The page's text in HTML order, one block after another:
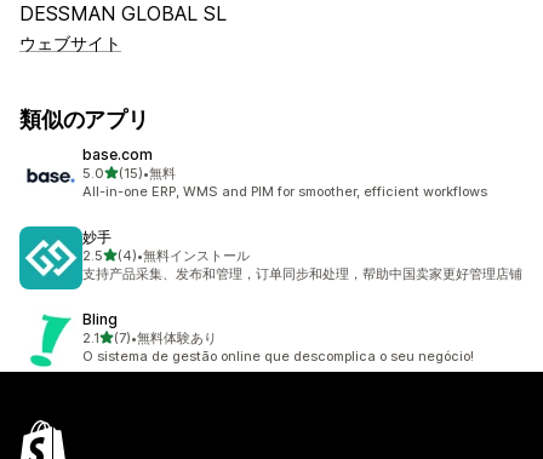
DESSMAN GLOBAL SL
ウェブサイト
類似のアプリ
base.com
5.05つ星中
(15)
合計レビュー数：15件
•無料
All-in-one ERP, WMS and PIM for smoother, efficient workflows
妙手
2.55つ星中
(4)
合計レビュー数：4件
•無料インストール
支持产品采集、发布和管理，订单同步和处理，帮助中国卖家更好管理店铺
Bling
2.15つ星中
(7)
合計レビュー数：7件
•無料体験あり
O sistema de gestão online que descomplica o seu negócio!